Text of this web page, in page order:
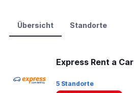
Übersicht Standorte
Express Rent a Car
5 Standorte